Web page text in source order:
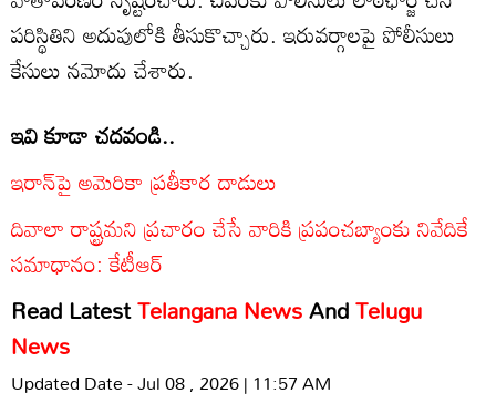
పరిస్థితిని అదుపులోకి తీసుకొచ్చారు. ఇరువర్గాలపై పోలీసులు
కేసులు నమోదు చేశారు.
ఇవి కూడా చదవండి..
ఇరాన్‌పై అమెరికా ప్రతీకార దాడులు
దివాలా రాష్ట్రమని ప్రచారం చేసే వారికి ప్రపంచబ్యాంకు నివేదికే
సమాధానం: కేటీఆర్
Read LatestTelangana NewsAndTelugu
News
Updated Date - Jul 08 , 2026 | 11:57 AM